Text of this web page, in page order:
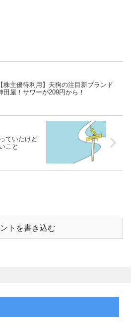
【株主優待利用】天狗の注目新ブランド
田屋！サワーが209円から！
ていたけど
こと
トを書き込む